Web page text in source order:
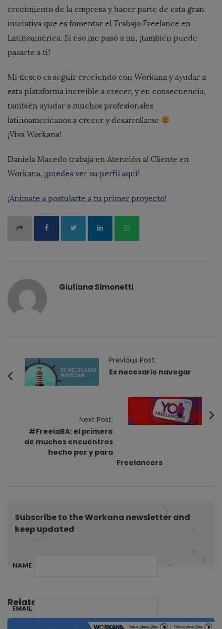
crecimiento de la empresa y hacer parte de esta gran
iniciativa que es fomentar el Trabajo Freelance en
Latinoamérica. Si eso me pasó a mi, ¡también puede
pasarte a ti!
Mi deseo es seguir creciendo con Workana y ayudar a
esta plataforma increíble a crecer, y en consecuencia,
también ayudar a muchos profesionales
latinoamericanos a crecer y desarrollarse
¡Viva Workana!
Daniela Macedo trabaja en Atención al Cliente en
Workana, ¡puedes ver su perfil aqui!
¡Anímate a postularte a tu primer proyecto!
Giuliana Simonetti
Previous Post:
Es necesario navegar
Next Post:
#FreelaBA: el primero
de muchos encuentros
hecho por y para
Freelancers
Subscribe to the Workana newsletter and
keep updated
NAME
EMAIL
Related Posts: